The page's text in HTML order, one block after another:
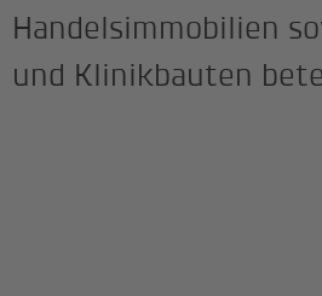
Handelsimmobilien
und Klinikbauten